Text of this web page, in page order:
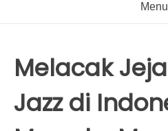
Menu
Melacak
Jazz di